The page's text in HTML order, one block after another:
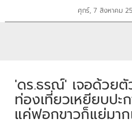
ศุกร์, 7 สิงหาคม
'ดร.ธรณ์' เจอด้วยตั
ท่องเที่ยวเหยียบปะ
แค่ฟอกขาวก็แย่มา